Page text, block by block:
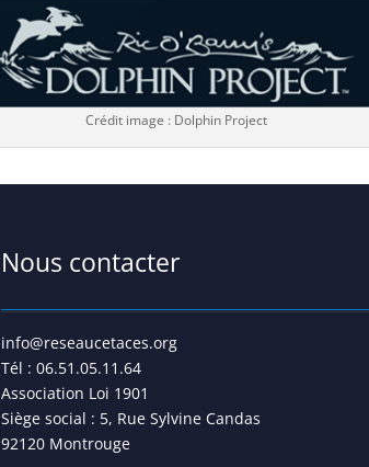
Crédit image : Dolphin Project
Nous contacter
info@reseaucetaces.org
Tél : 06.51.05.11.64
Association Loi 1901
Siège social : 5, Rue Sylvine Candas
92120 Montrouge